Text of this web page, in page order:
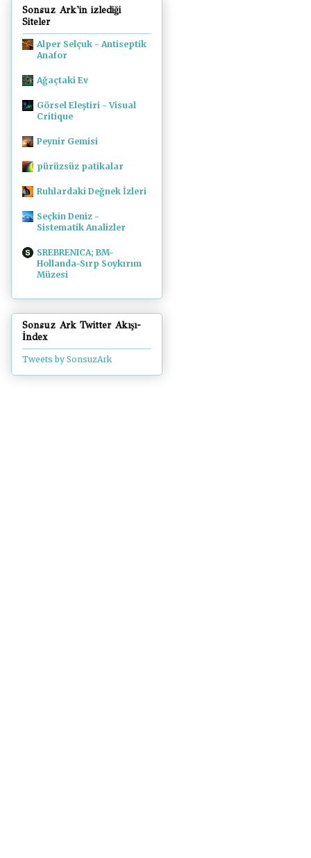
Sonsuz Ark'in izlediği
Siteler
Alper Selçuk - Antiseptik
Anafor
Ağaçtaki Ev
Görsel Eleştiri - Visual
Critique
Peynir Gemisi
pürüzsüz patikalar
Ruhlardaki Değnek İzleri
Seçkin Deniz -
Sistematik Analizler
SREBRENICA; BM-
Hollanda-Sırp Soykırım
Müzesi
Sonsuz Ark Twitter Akışı-
İndex
Tweets by SonsuzArk